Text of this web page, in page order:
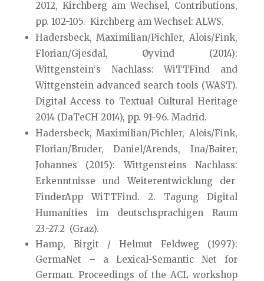
2012, Kirchberg am Wechsel, Contributions,
pp. 102-105. Kirchberg am Wechsel: ALWS.
Hadersbeck, Maximilian/Pichler, Alois/Fink,
Florian/Gjesdal, Øyvind (2014):
Wittgenstein‘s Nachlass: WiTTFind and
Wittgenstein advanced search tools (WAST).
Digital Access to Textual Cultural Heritage
2014 (DaTeCH 2014), pp. 91-96. Madrid.
Hadersbeck, Maximilian/Pichler, Alois/Fink,
Florian/Bruder, Daniel/Arends, Ina/Baiter,
Johannes (2015): Wittgensteins Nachlass:
Erkenntnisse und Weiterentwicklung der
FinderApp WiTTFind. 2. Tagung Digital
Humanities im deutschsprachigen Raum
23.-27.2 (Graz).
Hamp, Birgit / Helmut Feldweg (1997):
GermaNet – a Lexical-Semantic Net for
German. Proceedings of the ACL workshop